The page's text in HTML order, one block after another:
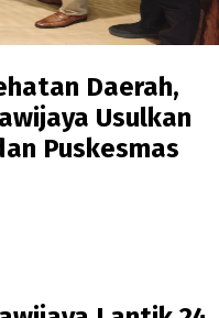
Daerah,
Usulkan
Puskesmas